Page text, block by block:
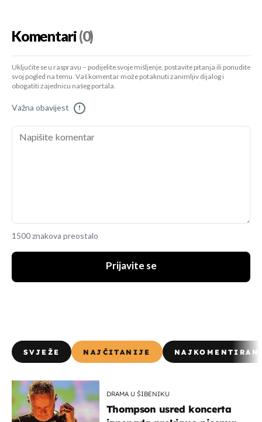
Komentari(0)
Uključite se u raspravu – podijelite svoje mišljenje, postavite pitanja ili ponudite
svoj pogled na temu. Vaš komentar može potaknuti zanimljiv dijalog i
obogatiti zajednicu našeg portala.
Važna obavijest !
1500 znakova preostalo
Prijavite se
SVJEŽE NAJČITANIJE
DRAMA U ŠIBENIKU
Thompson usred koncerta